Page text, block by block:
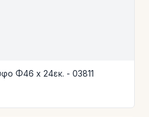
Φ46 x 24εκ. - 03811